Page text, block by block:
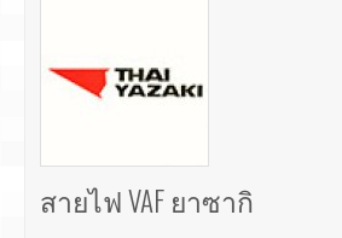
สายไฟ VAF ยาซากิ